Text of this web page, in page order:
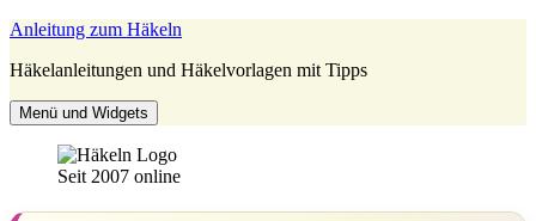
Zum
springen
Anleitung zum Häkeln
Häkelanleitungen und Häkelvorlagen mit Tipps
Menü und Widgets
Seit 2007 online